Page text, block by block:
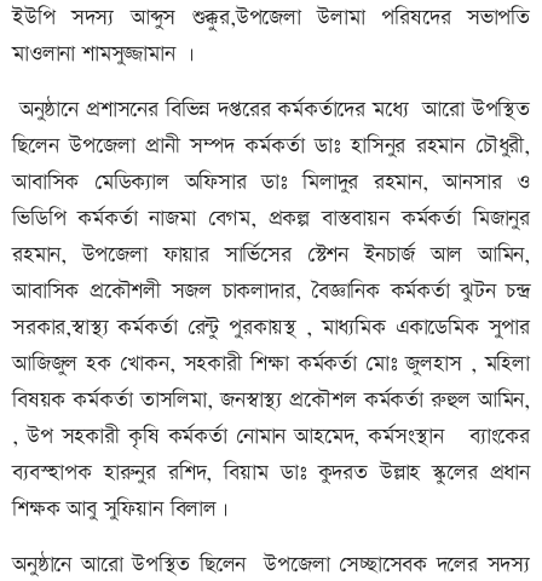
ইউপি সদস্য আব্দুস শুক্কুর,উপজেলা উলামা পরিষদের সভাপতি
মাওলানা শামসুজ্জামান ।
অনুষ্ঠানে প্রশাসনের বিভিন্ন দপ্তরের কর্মকর্তাদের মধ্যে আরো উপস্থিত
ছিলেন উপজেলা প্রানী সম্পদ কর্মকর্তা ডাঃ হাসিনুর রহমান চৌধুরী,
আবাসিক মেডিক্যাল অফিসার ডাঃ মিলাদুর রহমান, আনসার ও
ভিডিপি কর্মকর্তা নাজমা বেগম, প্রকল্প বাস্তবায়ন কর্মকর্তা মিজানুর
রহমান, উপজেলা ফায়ার সার্ভিসের স্টেশন ইনচার্জ আল আমিন,
আবাসিক প্রকৌশলী সজল চাকলাদার, বৈজ্ঞানিক কর্মকর্তা ঝুটন চন্দ্র
সরকার,স্বাস্থ্য কর্মকর্তা রেন্টু পুরকায়স্থ , মাধ্যমিক একাডেমিক সুপার
আজিজুল হক খোকন, সহকারী শিক্ষা কর্মকর্তা মোঃ জুলহাস , মহিলা
বিষয়ক কর্মকর্তা তাসলিমা, জনস্বাস্থ্য প্রকৌশল কর্মকর্তা রুহুল আমিন,
, উপ সহকারী কৃষি কর্মকর্তা নোমান আহমেদ, কর্মসংস্থান ব্যাংকের
ব্যবস্হাপক হারুনুর রশিদ, বিয়াম ডাঃ কুদরত উল্লাহ স্কুলের প্রধান
শিক্ষক আবু সুফিয়ান বিলাল।
অনুষ্ঠানে আরো উপস্থিত ছিলেন উপজেলা সেচ্ছাসেবক দলের সদস্য